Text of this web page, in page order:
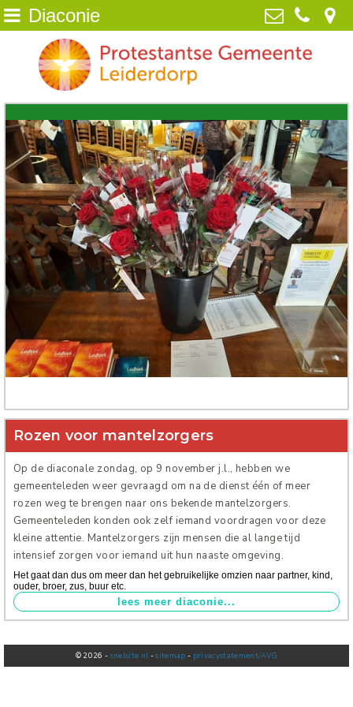
Home
Wie zijn wij
NIEUWS
Kerkdiensten
Diaconie
Jeugd
Activiteiten
ANBI /Veilige Gemeente
Verhuur
Protestantse Gemeente Leiderdorp
van Poelgeestlaan 2, 2352 TD
Leiderdorp
071-5890259
info@pgleiderdorp.nl
Diaconie
Rozen voor mantelzorgers
Op de diaconale zondag, op 9 november j.l., hebben we
gemeenteleden weer gevraagd om na de dienst één of meer
rozen weg te brengen naar ons bekende mantelzorgers.
Gemeenteleden konden ook zelf iemand voordragen voor deze
kleine attentie. Mantelzorgers zijn mensen die al lange tijd
intensief zorgen voor iemand uit hun naaste omgeving.
Het gaat dan dus om meer dan het gebruikelijke omzien naar partner, kind,
ouder, broer, zus, buur etc.
© 2026 - snelsite.nl -sitemap - privacystatement/AVG